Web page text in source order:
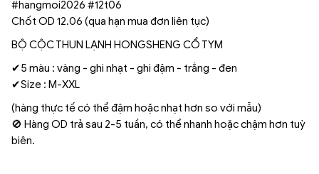
#hangmoi2026 #12t06
Chốt OD 12.06 (qua hạn mua đơn liên tục)
BỘ CỘC THUN LẠNH HONGSHENG CỔ TYM
✔5 màu : vàng - ghi nhạt - ghi đậm - trắng - đen
✔Size : M-XXL
(hàng thực tế có thể đậm hoặc nhạt hơn so với mẫu)
🚫 Hàng OD trả sau 2-5 tuần, có thể nhanh hoặc chậm hơn tuỳ
biên.